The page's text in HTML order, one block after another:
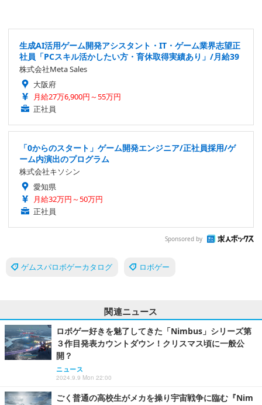
生成AI活用ゲーム開発アシスタント・IT・ゲーム業界志望正
社員「PCスキル活かしたい方・育休取得実績あり」/月給39
株式会社Meta Sales
大阪府
月給27万6,900円～55万円
正社員
「0からのスタート」ゲーム開発エンジニア/正社員採用/ゲ
ーム内演出のプログラム
株式会社キソシン
愛知県
月給32万円～50万円
正社員
Sponsored by
ゲムスパロボゲーカタログ ロボゲー
関連ニュース
ロボゲー好きを魅了してきた「Nimbus」シリーズ第
３作目発表カウントダウン！クリスマス頃に一般公
開？
ニュース
2024.9.9 Mon 22:00
ごく普通の高校生がメカを操り宇宙戦争に臨む『Nim